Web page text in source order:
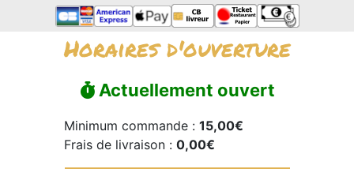
Horaires d'ouverture
Actuellement ouvert
Minimum commande : 15,00€
Frais de livraison : 0,00€